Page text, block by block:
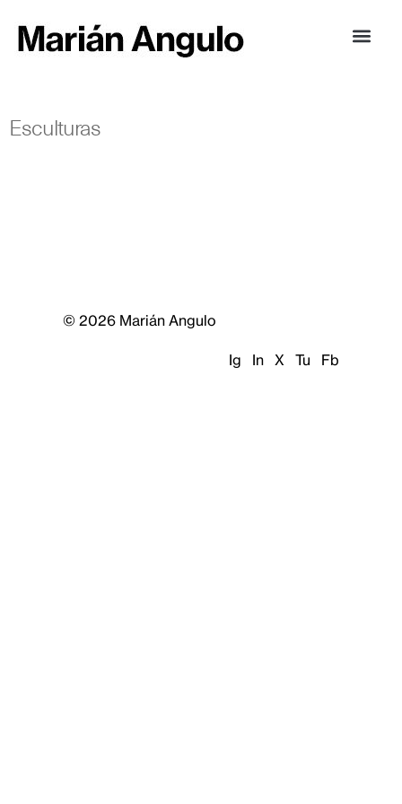
Esculturas
© 2026 Marián Angulo
Ig In X Tu Fb